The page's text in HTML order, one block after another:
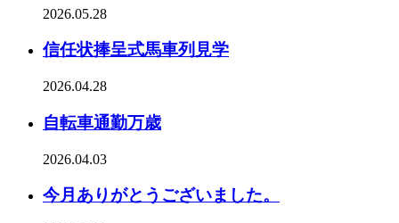
2026.05.28
信任状捧呈式馬車列見学
2026.04.28
自転車通勤万歳
2026.04.03
今月ありがとうございました。